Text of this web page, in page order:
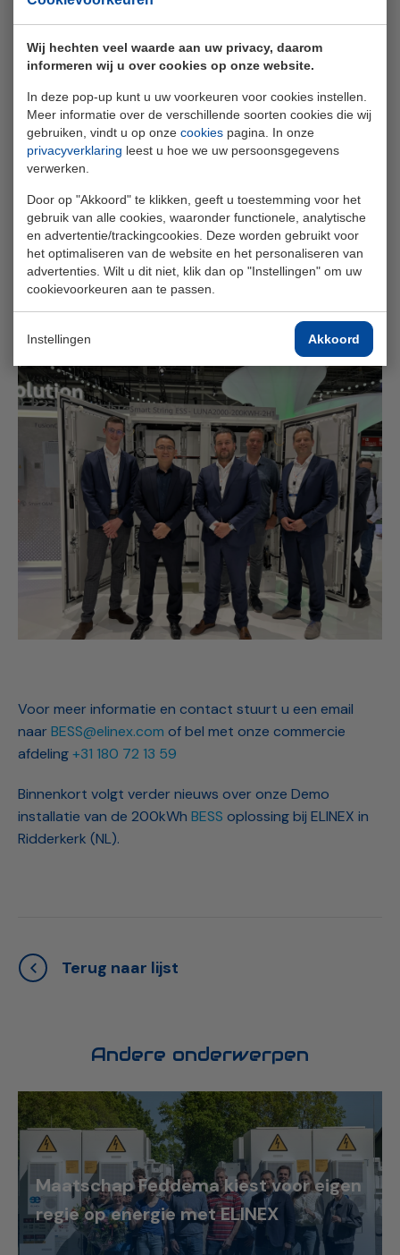
Wij hechten veel waarde aan uw privacy, daarom
informeren wij u over cookies op onze website.
In deze pop-up kunt u uw voorkeuren voor cookies instellen.
Meer informatie over de verschillende soorten cookies die wij
gebruiken, vindt u op onze cookies pagina. In onze
privacyverklaring leest u hoe we uw persoonsgegevens
verwerken.
Door op "Akkoord" te klikken, geeft u toestemming voor het
gebruik van alle cookies, waaronder functionele, analytische
en advertentie/trackingcookies. Deze worden gebruikt voor
het optimaliseren van de website en het personaliseren van
advertenties. Wilt u dit niet, klik dan op "Instellingen" om uw
cookievoorkeuren aan te passen.
Instellingen Akkoord
voor een extern EMS.
ELINEX heeft met Vamat & HUAWEI Digital Power &
Fusion Solar een waardevol partnership met de juiste
innovatieve producten. Deze twee producten zijn nog
maar het begin voor wat betreft batterij energieopslag
en vormen de basis voor de komende periode waarin
nieuwe innovaties op de markt zullen komen zoals
innovaties.
ELINEX is in staat om uw behoefte te identificeren, deze
te vertalen naar een passende (maatwerk) oplossing,
van offerte tot projectuitvoering, maar ook onderhoud
en service in de jaren erna. Wij ontzorgen u graag met
dezeHuawei
Voor meer informatie en contact stuurt u een email
naarBESS@elinex.com of bel met onze commercie
afdeling+31 180 72 13 59
Binnenkort volgt verder nieuws over onze Demo
installatie van de 200kWh BESS oplossing bij ELINEX in
Ridderkerk (NL).
Terug naar lijst
Andere onderwerpen
Maatschap Feddema kiest voor eigen
regie op energie met ELINEX